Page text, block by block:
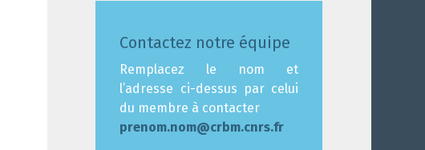
Contactez notre équipe
Remplacez le nom et
l’adresse ci-dessus par celui
du membre à contacter
prenom.nom@crbm.cnrs.fr